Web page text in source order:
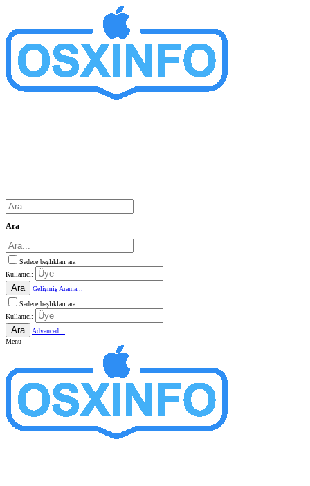
Ara
Sadece başlıkları ara
Kullanıcı:
Ara
Gelişmiş Arama...
Sadece başlıkları ara
Kullanıcı:
Ara
Advanced...
Menü